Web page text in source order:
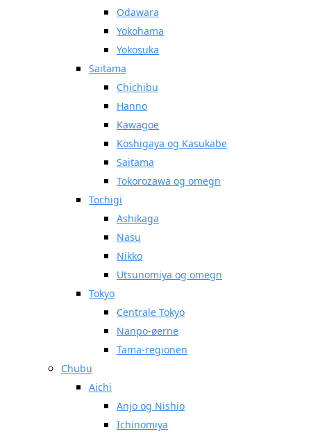
Odawara
Yokohama
Yokosuka
Saitama
Chichibu
Hanno
Kawagoe
Koshigaya og Kasukabe
Saitama
Tokorozawa og omegn
Tochigi
Ashikaga
Nasu
Nikko
Utsunomiya og omegn
Tokyo
Centrale Tokyo
Nanpo-øerne
Tama-regionen
Chubu
Aichi
Anjo og Nishio
Ichinomiya